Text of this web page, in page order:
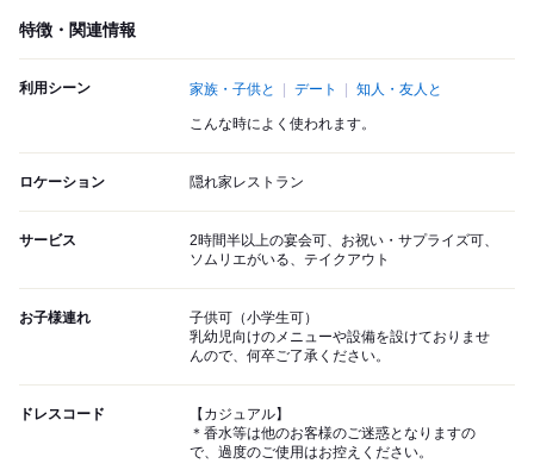
特徴・関連情報
利用シーン 家族・子供と デート 知人・友人と
こんな時によく使われます。
ロケーション 隠れ家レストラン
サービス
2時間半以上の宴会可、お祝い・サプライズ可、
ソムリエがいる、テイクアウト
お子様連れ
子供可（小学生可）
乳幼児向けのメニューや設備を設けておりませ
んので、何卒ご了承ください。
ドレスコード
【カジュアル】
＊香水等は他のお客様のご迷惑となりますの
で、過度のご使用はお控えください。